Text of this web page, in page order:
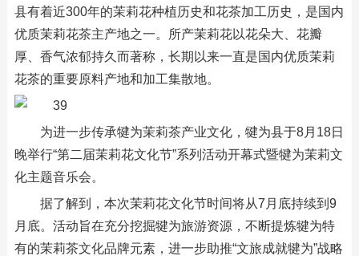
县有着近300年的茉莉花种植历史和花茶加工历史，是国内
优质茉莉花茶主产地之一。所产茉莉花以花朵大、花瓣
厚、香气浓郁持久而著称，长期以来一直是国内优质茉莉
花茶的重要原料产地和加工集散地。
为进一步传承犍为茉莉茶产业文化，犍为县于8月18日
晚举行“第二届茉莉花文化节”系列活动开幕式暨犍为茉莉文
化主题音乐会。
据了解到，本次茉莉花文化节时间将从7月底持续到9
月底。活动旨在充分挖掘犍为旅游资源，不断提炼犍为特
有的茉莉茶文化品牌元素，进一步助推“文旅成就犍为”战略